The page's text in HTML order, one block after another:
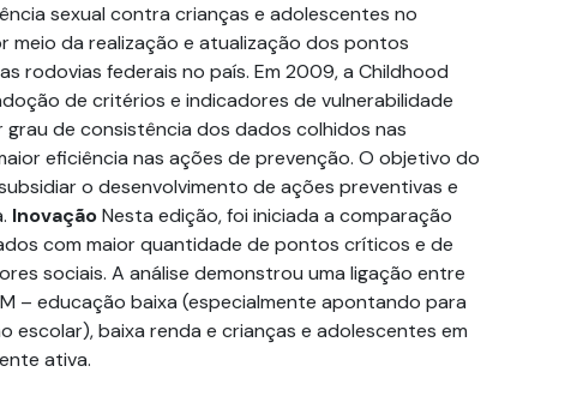
sexual contra crianças e adolescentes no
meio da realização e atualização dos pontos
rodovias federais no país. Em 2009, a Childhood
de critérios e indicadores de vulnerabilidade
grau de consistência dos dados colhidos nas
eficiência nas ações de prevenção. O objetivo do
o desenvolvimento de ações preventivas e
InovaçãoNesta edição, foi iniciada a comparação
com maior quantidade de pontos críticos e de
sociais. A análise demonstrou uma ligação entre
– educação baixa (especialmente apontando para
escolar), baixa renda e crianças e adolescentes em
ativa.